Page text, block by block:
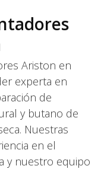
Ariston en
experta en
de
y butano de
Nuestras
en el
y nuestro equipo